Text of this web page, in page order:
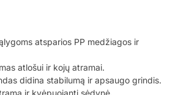
atsparios PP medžiagos ir
atlošui ir kojų atramai.
didina stabilumą ir apsaugo grindis.
ir kvėpuojanti sėdynė.